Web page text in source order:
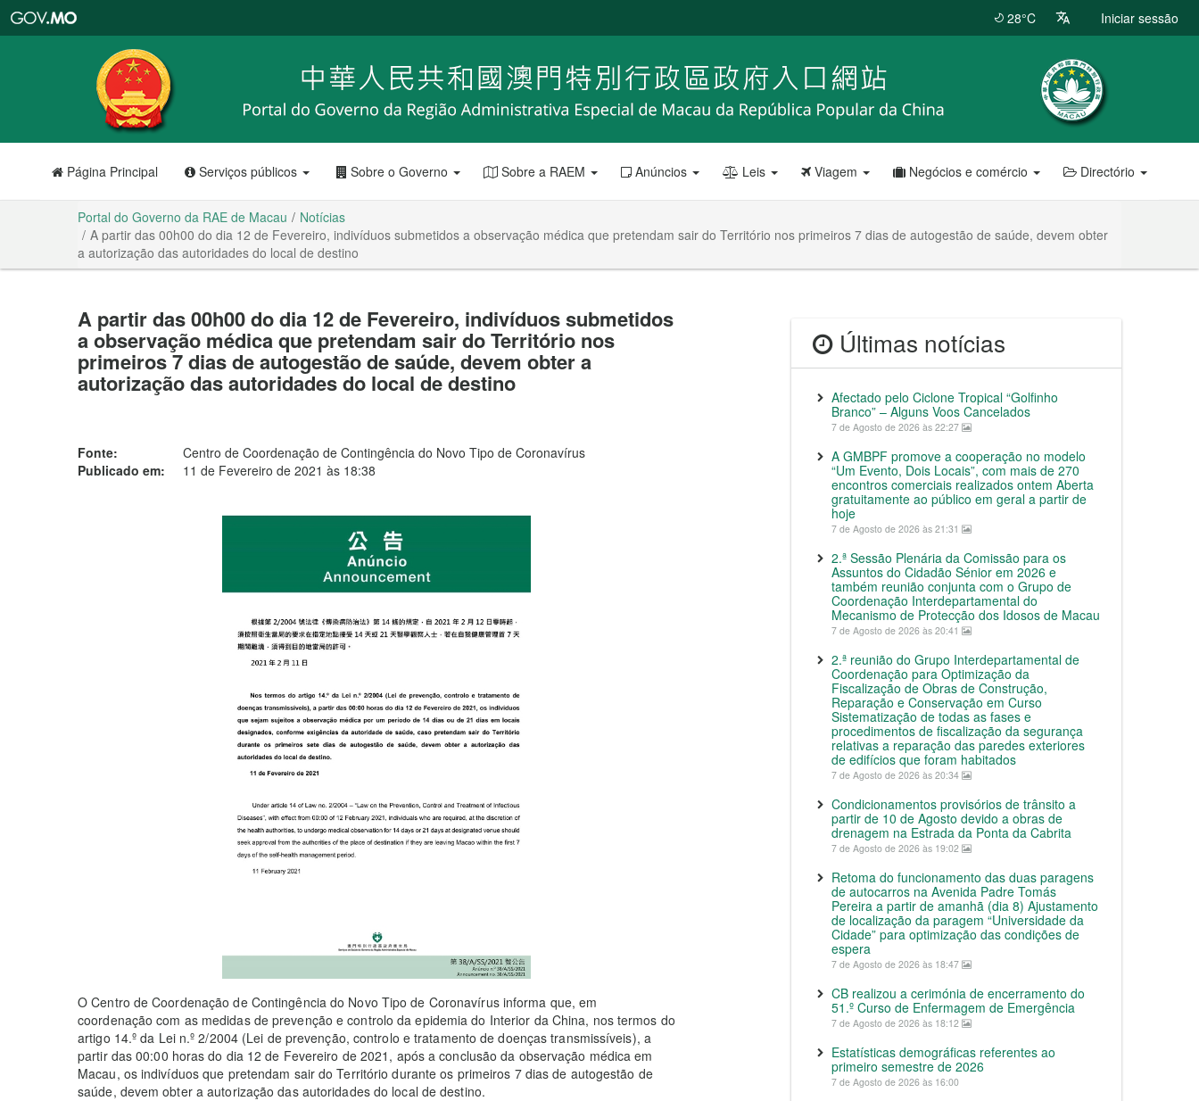
RAE
de
Macau
28°C Iniciar sessão
Página Principal Serviços públicos Sobre o Governo Sobre a RAEM Anúncios Leis Viagem Negócios e comércio Directório
Portal do Governo da RAE de Macau
Notícias
A partir das 00h00 do dia 12 de Fevereiro, indivíduos submetidos a observação médica que pretendam sair do Território nos primeiros 7 dias de autogestão de saúde, devem obter
a autorização das autoridades do local de destino
A partir das 00h00 do dia 12 de Fevereiro, indivíduos submetidos
a observação médica que pretendam sair do Território nos
primeiros 7 dias de autogestão de saúde, devem obter a
autorização das autoridades do local de destino
Fonte:
Centro de Coordenação de Contingência do Novo Tipo de Coronavírus
Publicado em:
11 de Fevereiro de 2021 às 18:38
O Centro de Coordenação de Contingência do Novo Tipo de Coronavírus informa que, em
coordenação com as medidas de prevenção e controlo da epidemia do Interior da China, nos termos do
artigo 14.º da Lei n.º 2/2004 (Lei de prevenção, controlo e tratamento de doenças transmissíveis), a
partir das 00:00 horas do dia 12 de Fevereiro de 2021, após a conclusão da observação médica em
Macau, os indivíduos que pretendam sair do Território durante os primeiros 7 dias de autogestão de
saúde, devem obter a autorização das autoridades do local de destino.
Últimas notícias
Afectado pelo Ciclone Tropical “Golfinho
Branco” – Alguns Voos Cancelados
7 de Agosto de 2026 às 22:27
A GMBPF promove a cooperação no modelo
“Um Evento, Dois Locais”, com mais de 270
encontros comerciais realizados ontem Aberta
gratuitamente ao público em geral a partir de
hoje
7 de Agosto de 2026 às 21:31
2.ª Sessão Plenária da Comissão para os
Assuntos do Cidadão Sénior em 2026 e
também reunião conjunta com o Grupo de
Coordenação Interdepartamental do
Mecanismo de Protecção dos Idosos de Macau
7 de Agosto de 2026 às 20:41
2.ª reunião do Grupo Interdepartamental de
Coordenação para Optimização da
Fiscalização de Obras de Construção,
Reparação e Conservação em Curso
Sistematização de todas as fases e
procedimentos de fiscalização da segurança
relativas a reparação das paredes exteriores
de edifícios que foram habitados
7 de Agosto de 2026 às 20:34
Condicionamentos provisórios de trânsito a
partir de 10 de Agosto devido a obras de
drenagem na Estrada da Ponta da Cabrita
7 de Agosto de 2026 às 19:02
Retoma do funcionamento das duas paragens
de autocarros na Avenida Padre Tomás
Pereira a partir de amanhã (dia 8) Ajustamento
de localização da paragem “Universidade da
Cidade” para optimização das condições de
espera
7 de Agosto de 2026 às 18:47
CB realizou a cerimónia de encerramento do
51.º Curso de Enfermagem de Emergência
7 de Agosto de 2026 às 18:12
Estatísticas demográficas referentes ao
primeiro semestre de 2026
7 de Agosto de 2026 às 16:00